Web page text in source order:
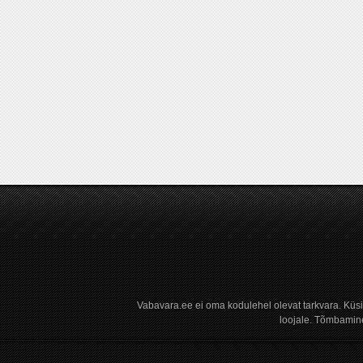
Vabavara.ee ei oma kodulehel olevat tarkvara.
loojale.